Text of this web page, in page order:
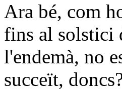
Ara bé, com
fins al solstici
l'endemà, no
succeït,